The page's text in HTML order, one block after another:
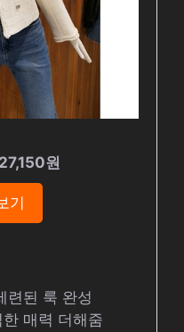
원
기
련된 룩 완성
매력 더해줌